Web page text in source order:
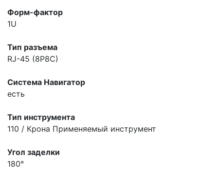
Форм-фактор
1U
Тип разъема
RJ-45 (8P8C)
Система Навигатор
есть
Тип инструмента
110 / Крона Применяемый инструмент
Угол заделки
180°